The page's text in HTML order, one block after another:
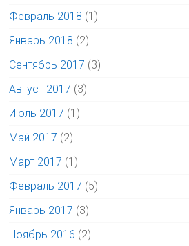
Февраль 2018 (1)
Январь 2018 (2)
Сентябрь 2017 (3)
Август 2017 (3)
Июль 2017 (1)
Май 2017 (2)
Март 2017 (1)
Февраль 2017 (5)
Январь 2017 (3)
Ноябрь 2016 (2)